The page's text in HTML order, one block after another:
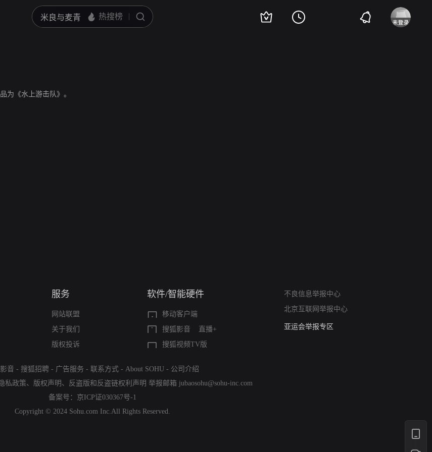
为《水上游击队》。
服务
网站联盟
关于我们
版权投诉
软件/智能硬件
移动客户端
搜狐影音
直播+
搜狐视频TV版
不良信息举报中心
北京互联网举报中心
算法推荐专项举报
亚运会举报专区
音 - 搜狐招聘 - 广告服务 - 联系方式 - About SOHU - 公司介绍
私政策、 版权声明 、 反盗版和反盗链权利声明 举报邮箱 jubaosohu@sohu-inc.com
备案号： 京ICP证030367号-1
Copyright © 2024 Sohu.com Inc.All Rights Reserved.